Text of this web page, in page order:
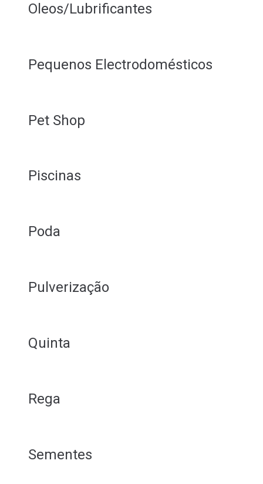
Oleos/Lubrificantes
Pequenos Electrodomésticos
Pet Shop
Piscinas
Poda
Pulverização
Quinta
Rega
Sementes